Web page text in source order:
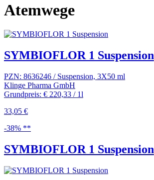
Atemwege
SYMBIOFLOR 1 Suspension
PZN: 8636246 / Suspension, 3X50 ml
Klinge Pharma GmbH
Grundpreis: € 220,33 / 1l
33,05 €
-38% **
SYMBIOFLOR 1 Suspension